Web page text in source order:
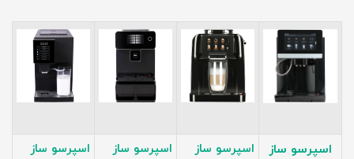
اسپرسو ساز
اسپرسو ساز
اسپرسو ساز
اسپرسو ساز